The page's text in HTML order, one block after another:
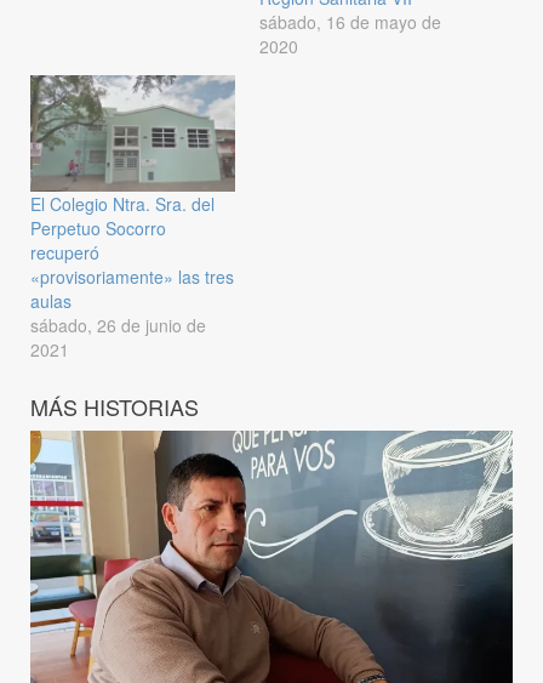
sábado, 16 de mayo de
2020
El Colegio Ntra. Sra. del
Perpetuo Socorro
recuperó
«provisoriamente» las tres
aulas
sábado, 26 de junio de
2021
MÁS HISTORIAS